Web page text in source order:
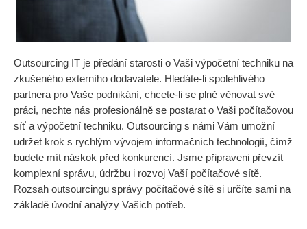
Outsourcing IT je předání starosti o Vaši výpočetní techniku na
zkušeného externího dodavatele. Hledáte-li spolehlivého
partnera pro Vaše podnikání, chcete-li se plně věnovat své
práci, nechte nás profesionálně se postarat o Vaši počítačovou
síť a výpočetní techniku. Outsourcing s námi Vám umožní
udržet krok s rychlým vývojem informačních technologií, čímž
budete mít náskok před konkurencí. Jsme připraveni převzít
komplexní správu, údržbu i rozvoj Vaší počítačové sítě.
Rozsah outsourcingu správy počítačové sítě si určíte sami na
základě úvodní analýzy Vašich potřeb.